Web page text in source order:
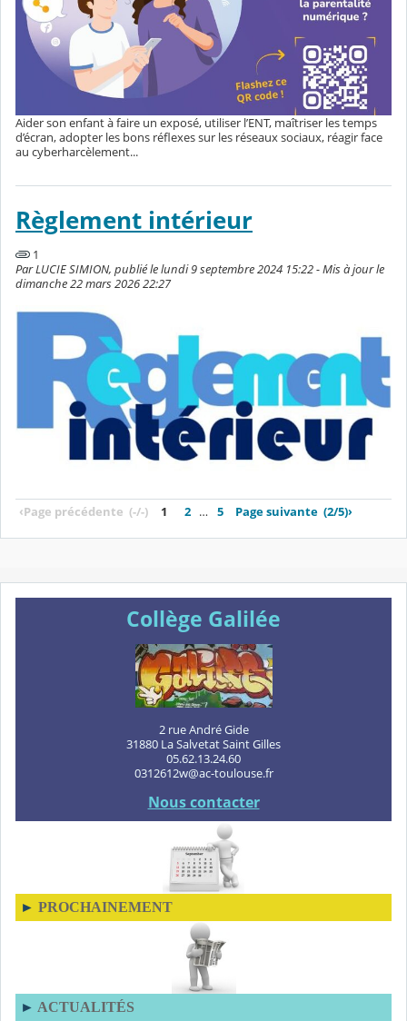
Aider son enfant à faire un exposé, utiliser l’ENT, maîtriser les temps
d’écran, adopter les bons réflexes sur les réseaux sociaux, réagir face
au cyberharcèlement...
Règlement intérieur
1
Par LUCIE SIMION, publié le lundi 9 septembre 2024 15:22 - Mis à jour le
dimanche 22 mars 2026 22:27
‹Page précédente (-/-) 1 2 … 5 Page suivante (2/5)›
Collège Galilée
2 rue André Gide
31880 La Salvetat Saint Gilles
05.62.13.24.60
0312612w@ac-toulouse.fr
Nous contacter
► PROCHAINEMENT
► ACTUALITÉS